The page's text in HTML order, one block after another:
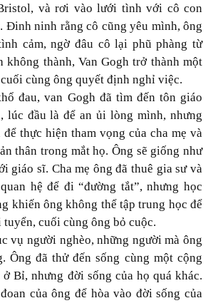
và rơi vào lưới tình với cô con
Đinh ninh rằng cô cũng yêu mình, ông
cảm, ngờ đâu cô lại phũ phàng từ
không thành, Van Gogh trở thành một
cùng ông quyết định nghỉ việc.
đau, van Gogh đã tìm đến tôn giáo
lúc đầu là để an ủi lòng mình, nhưng
thực hiện tham vọng của cha mẹ và
thân trong mắt họ. Ông sẽ giống như
giáo sĩ. Cha mẹ ông đã thuê gia sư và
hệ để đi “đường tắt”, nhưng học
khiến ông không thể tập trung học để
cuối cùng ông bỏ cuộc.
vụ người nghèo, những người mà ông
Ông đã thử đến sống cùng một cộng
Bỉ, nhưng đời sống của họ quá khác.
của ông để hòa vào đời sống của